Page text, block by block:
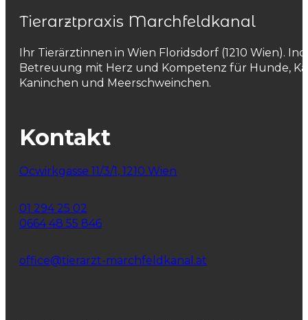
Tierarztpraxis Marchfeldkanal
Ihr Tierärztinnen in Wien Floridsdorf (1210 Wien).
Betreuung mit Herz und Kompetenz für Hunde,
Kaninchen und Meerschweinchen.
Kontakt
Ocwirkgasse 11/3/1, 1210 Wien
01 294 25 02
0664 48 55 846
office@tierarzt-marchfeldkanal.at